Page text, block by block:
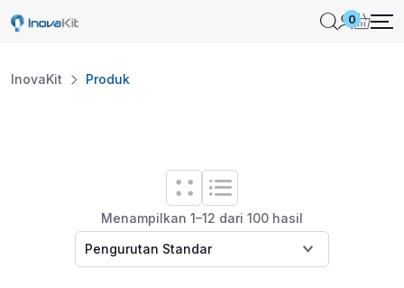
Skip
0
InovaKit Produk
Menampilkan 1–12 dari 100 hasil